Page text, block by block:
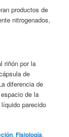
productos de
nitrogenados,
riñón por la
de
diferencia de
de la
parecido
,Fisiología,